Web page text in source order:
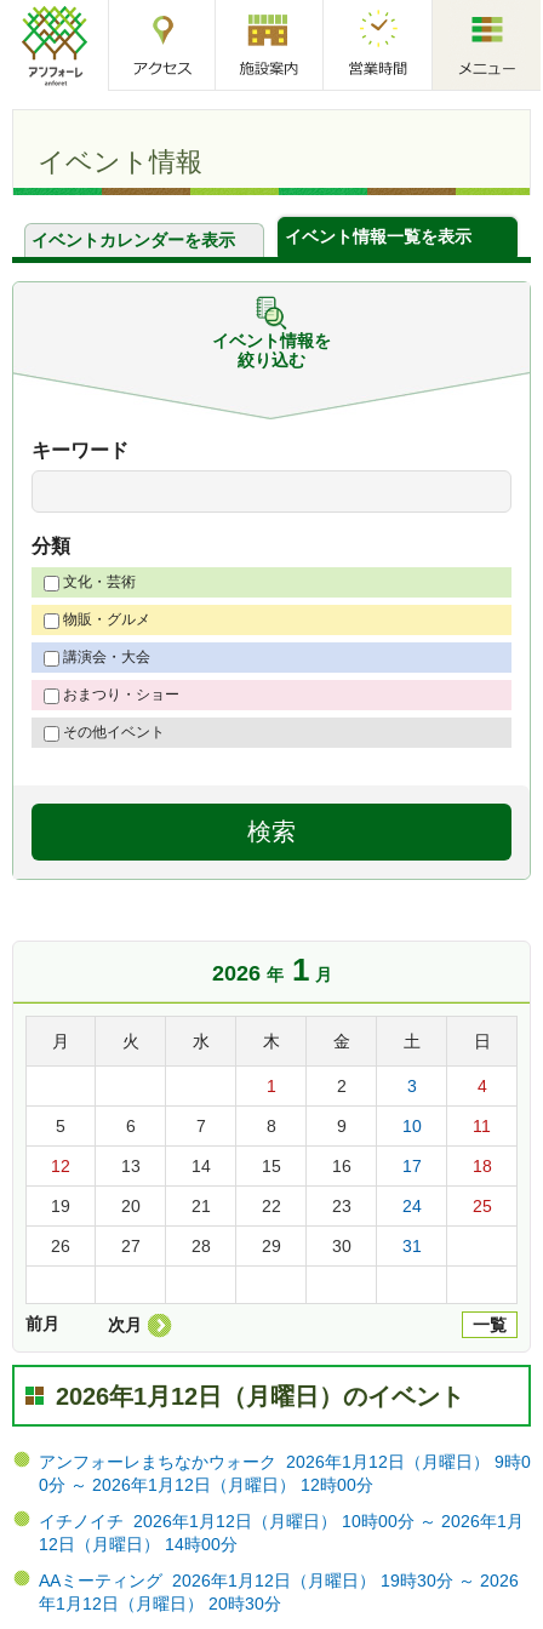
アンフォーレ 施設案内 営業時間
イベント情報
イベントカレンダーを表示 イベント情報一覧を表示
イベント情報を
絞り込む
キーワード
分類
文化・芸術
物販・グルメ
講演会・大会
おまつり・ショー
その他イベント
2026 年 1 月
月 火 水 木 金 土 日
1 2 3 4
5 6 7 8 9 10 11
12 13 14 15 16 17 18
19 20 21 22 23 24 25
26 27 28 29 30 31
前月 一覧
次月
2026年1月12日（月曜日）のイベント
アンフォーレまちなかウォーク 2026年1月12日（月曜日） 9時0
0分 ～ 2026年1月12日（月曜日） 12時00分
イチノイチ 2026年1月12日（月曜日） 10時00分 ～ 2026年1月
12日（月曜日） 14時00分
AAミーティング 2026年1月12日（月曜日） 19時30分 ～ 2026
年1月12日（月曜日） 20時30分